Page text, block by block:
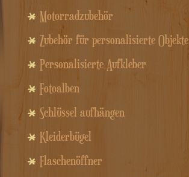
Motorradzubehör
Zubehör für personalisierte Objekte
Personalisierte Aufkleber
Fotoalben
Schlüssel aufhängen
Kleiderbügel
Flaschenöffner